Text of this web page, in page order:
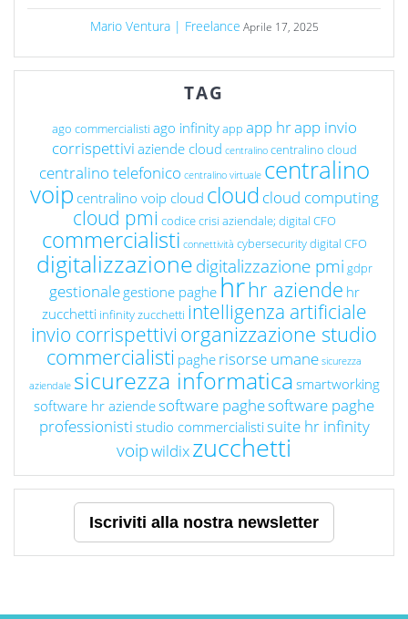
Mario Ventura | Freelance Aprile 17, 2025
TAG
ago commercialisti ago infinityapp app hrapp invio
corrispettivi aziende cloud centralino centralino cloud
centralino telefonico centralino virtuale centralino
voip centralino voip cloud cloud cloud computing
cloud pmi codice crisi aziendale; digital CFO
commercialisti connettività cybersecuritydigital CFO
digitalizzazionedigitalizzazione pmi gdpr
gestionale gestione paghe hrhr aziende hr
zucchetti infinity zucchetti intelligenza artificiale
invio corrispettivi organizzazione studio
commercialisti paghe risorse umane sicurezza
aziendale sicurezza informatica smartworking
software hr aziendesoftware paghesoftware paghe
professionisti studio commercialisti suite hr infinity
voipwildixzucchetti
Iscriviti alla nostra newsletter